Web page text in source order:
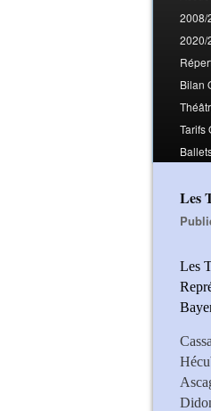
2008/
2020/
Bilan
Tarifs
Les